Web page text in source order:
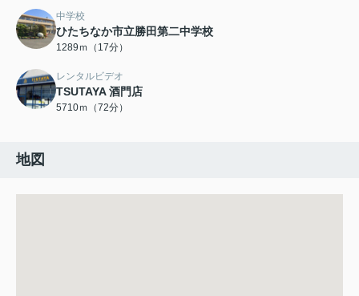
中学校
ひたちなか市立勝田第二中学校
1289ｍ（17分）
レンタルビデオ
TSUTAYA 酒門店
5710ｍ（72分）
地図